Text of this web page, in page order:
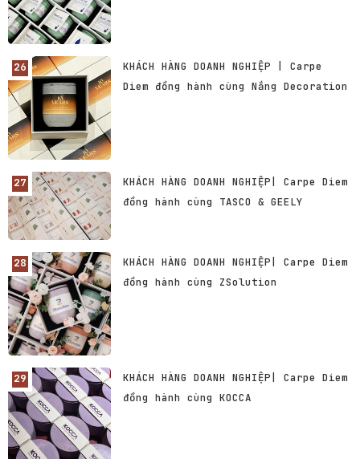
KHÁCH HÀNG DOANH NGHIỆP | Carpe
Diem đồng hành cùng Nắng Decoration
KHÁCH HÀNG DOANH NGHIỆP| Carpe Diem
đồng hành cùng TASCO & GEELY
KHÁCH HÀNG DOANH NGHIỆP| Carpe Diem
đồng hành cùng ZSolution
KHÁCH HÀNG DOANH NGHIỆP| Carpe Diem
đồng hành cùng KOCCA